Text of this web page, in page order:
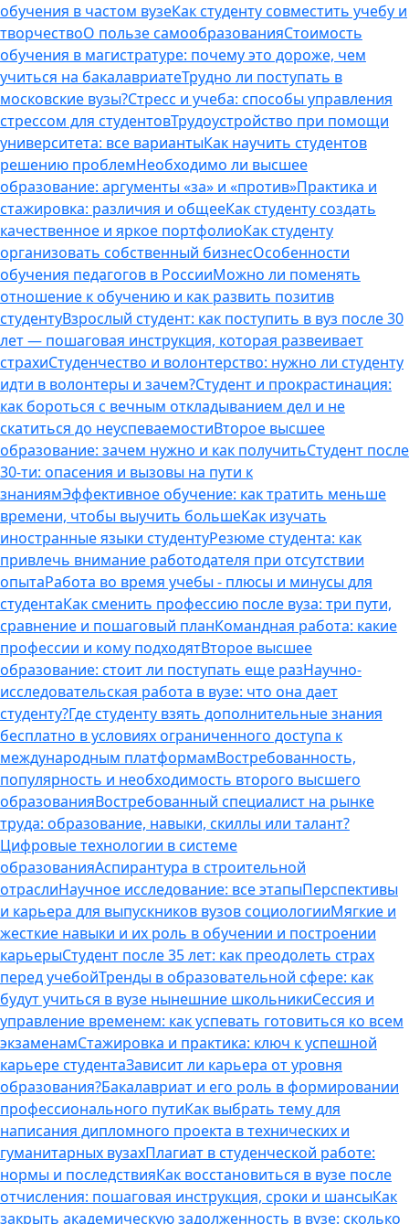
обучения в частом вузеКак студенту совместить учебу и
творчествоО пользе самообразованияСтоимость
обучения в магистратуре: почему это дороже, чем
учиться на бакалавриатеТрудно ли поступать в
московские вузы?Стресс и учеба: способы управления
стрессом для студентовТрудоустройство при помощи
университета: все вариантыКак научить студентов
решению проблемНеобходимо ли высшее
образование: аргументы «за» и «против»Практика и
стажировка: различия и общееКак студенту создать
качественное и яркое портфолиоКак студенту
организовать собственный бизнесОсобенности
обучения педагогов в РоссииМожно ли поменять
отношение к обучению и как развить позитив
студентуВзрослый студент: как поступить в вуз после 30
лет — пошаговая инструкция, которая развеивает
страхиСтуденчество и волонтерство: нужно ли cтуденту
идти в волонтеры и зачем?Студент и прокрастинация:
как бороться с вечным откладыванием дел и не
скатиться до неуспеваемостиВторое высшее
образование: зачем нужно и как получитьСтудент после
30-ти: опасения и вызовы на пути к
знаниямЭффективное обучение: как тратить меньше
времени, чтобы выучить большеКак изучать
иностранные языки студентуРезюме студента: как
привлечь внимание работодателя при отсутствии
опытаРабота во время учебы - плюсы и минусы для
студентаКак сменить профессию после вуза: три пути,
сравнение и пошаговый планКомандная работа: какие
профессии и кому подходятВторое высшее
образование: стоит ли поступать еще разНаучно-
исследовательская работа в вузе: что она дает
студенту?Где студенту взять дополнительные знания
бесплатно в условиях ограниченного доступа к
международным платформамВостребованность,
популярность и необходимость второго высшего
образованияВостребованный специалист на рынке
труда: образование, навыки, скиллы или талант?
Цифровые технологии в системе
образованияАспирантура в строительной
отраслиНаучное исследование: все этапыПерспективы
и карьера для выпускников вузов социологииМягкие и
жесткие навыки и их роль в обучении и построении
карьерыСтудент после 35 лет: как преодолеть страх
перед учебойТренды в образовательной сфере: как
будут учиться в вузе нынешние школьникиСессия и
управление временем: как успевать готовиться ко всем
экзаменамСтажировка и практика: ключ к успешной
карьере студентаЗависит ли карьера от уровня
образования?Бакалавриат и его роль в формировании
профессионального путиКак выбрать тему для
написания дипломного проекта в технических и
гуманитарных вузахПлагиат в студенческой работе:
нормы и последствияКак восстановиться в вузе после
отчисления: пошаговая инструкция, сроки и шансыКак
закрыть академическую задолженность в вузе: сколько